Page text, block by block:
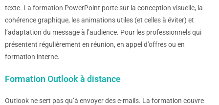
texte. La formation PowerPoint porte sur la conception visuelle, la
cohérence graphique, les animations utiles (et celles à éviter) et
l’adaptation du message à l’audience. Pour les professionnels qui
présentent régulièrement en réunion, en appel d’offres ou en
formation interne.
Formation Outlook à distance
Outlook ne sert pas qu’à envoyer des e-mails. La formation couvre